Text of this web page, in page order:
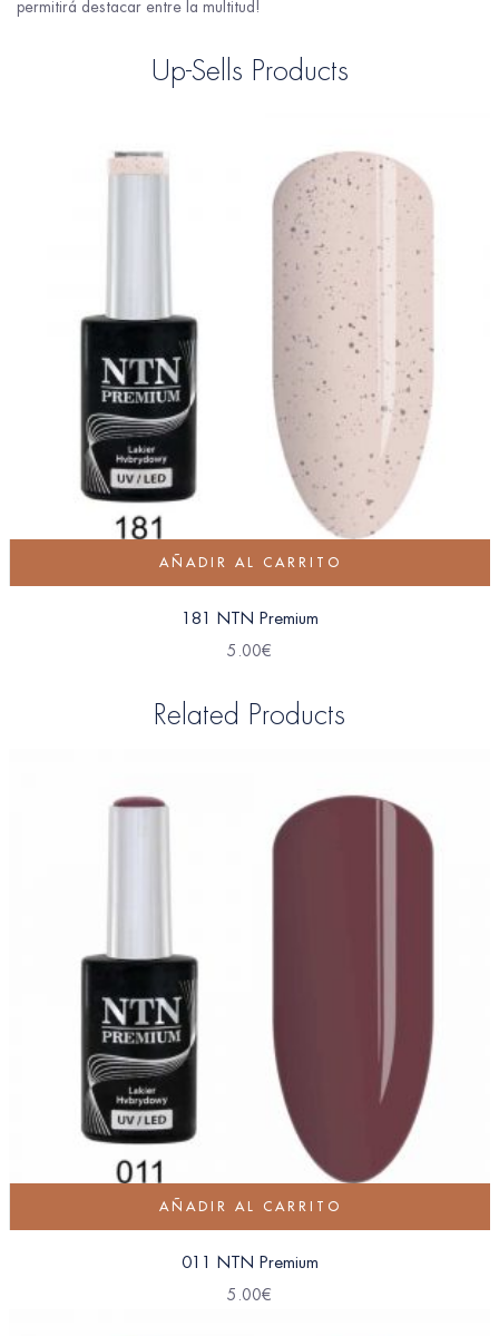
permitirá destacar entre la multitud!
Up-Sells Products
AÑADIR AL CARRITO
181 NTN Premium
5.00€
Related Products
AÑADIR AL CARRITO
011 NTN Premium
5.00€